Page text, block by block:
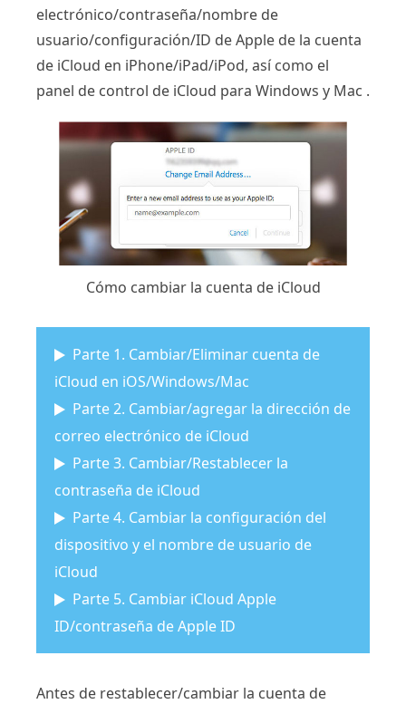
electrónico/contraseña/nombre de
usuario/configuración/ID de Apple de la cuenta
de iCloud en iPhone/iPad/iPod, así como el
panel de control de iCloud para Windows y Mac .
Cómo cambiar la cuenta de iCloud
Parte 1. Cambiar/Eliminar cuenta de
iCloud en iOS/Windows/Mac
Parte 2. Cambiar/agregar la dirección de
correo electrónico de iCloud
Parte 3. Cambiar/Restablecer la
contraseña de iCloud
Parte 4. Cambiar la configuración del
dispositivo y el nombre de usuario de
iCloud
Parte 5. Cambiar iCloud Apple
ID/contraseña de Apple ID
Antes de restablecer/cambiar la cuenta de